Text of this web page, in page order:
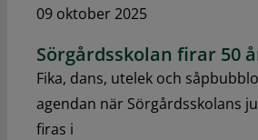
09 oktober 2025
Sörgårdsskolan firar 50
Fika, dans, utelek och
agendan när Sörgårdsskolans
firas i